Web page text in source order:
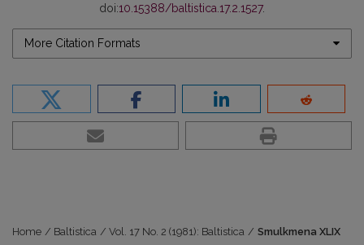
doi:10.15388/baltistica.17.2.1527.
More Citation Formats
Home / Baltistica / Vol. 17 No. 2 (1981): Baltistica / Smulkmena XLIX